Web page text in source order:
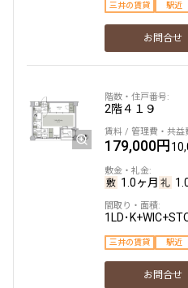
三井の賃貸 駅近
お問合せ
2階４１９
179,000円
1.0ヶ月
1LD･
三井の賃貸 駅近
お問合せ